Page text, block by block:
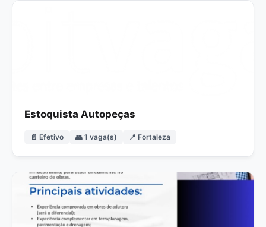
Estoquista Autopeças
📄 Efetivo 👥 1 vaga(s) 📍 Fortaleza